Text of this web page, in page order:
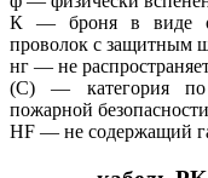
К — броня в виде
проволок с защитным
нг — не
(С) — категория по
пожарной безопасности
HF — не содержащий